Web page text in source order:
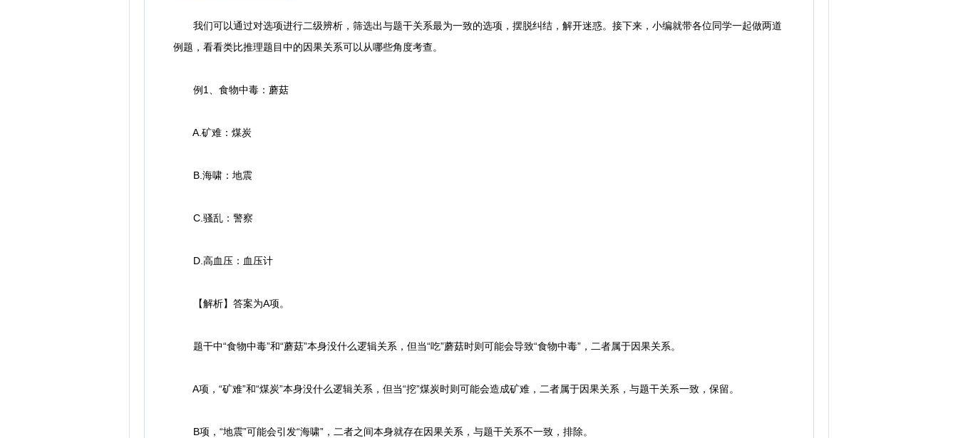
我们可以通过对选项进行二级辨析，筛选出与题干关系最为一致的选项，摆脱纠结，解开迷惑。接下来，小编就带各位同学一起做两道
例题，看看类比推理题目中的因果关系可以从哪些角度考查。
例1、食物中毒：蘑菇
A.矿难：煤炭
B.海啸：地震
C.骚乱：警察
D.高血压：血压计
【解析】答案为A项。
题干中“食物中毒”和“蘑菇”本身没什么逻辑关系，但当“吃”蘑菇时则可能会导致“食物中毒”，二者属于因果关系。
A项，“矿难”和“煤炭”本身没什么逻辑关系，但当“挖”煤炭时则可能会造成矿难，二者属于因果关系，与题干关系一致，保留。
B项，“地震”可能会引发“海啸”，二者之间本身就存在因果关系，与题干关系不一致，排除。